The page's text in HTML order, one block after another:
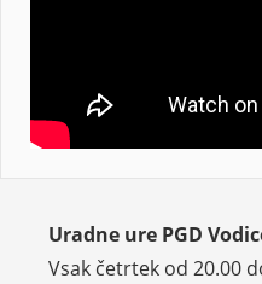
Uradne ure PGD
Vsak četrtek od 20.00